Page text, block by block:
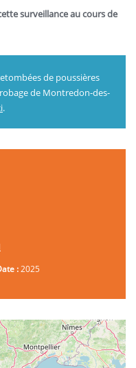
surveillance au cours de
de poussières
de Montredon-des-
.
:2025